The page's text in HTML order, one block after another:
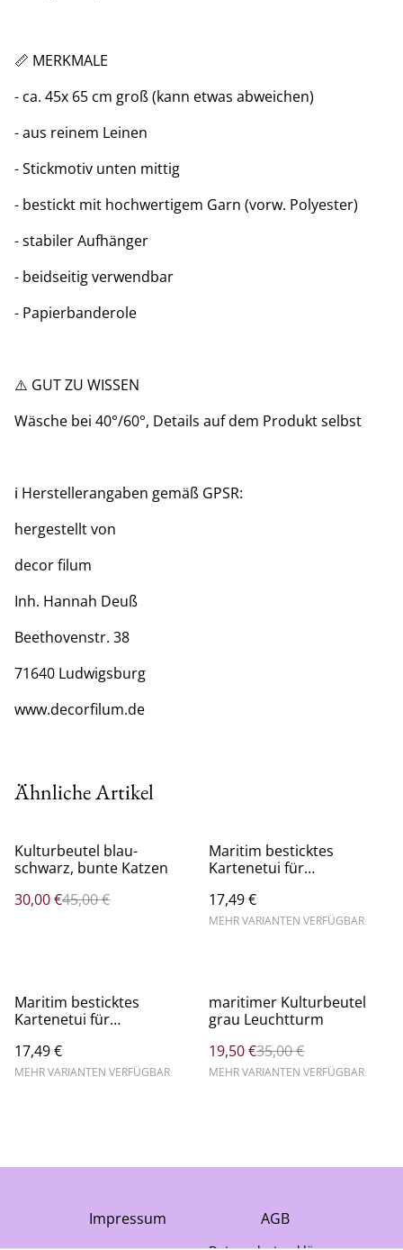
📏 MERKMALE
- ca. 45x 65 cm groß (kann etwas abweichen)
- aus reinem Leinen
- Stickmotiv unten mittig
- bestickt mit hochwertigem Garn (vorw. Polyester)
- stabiler Aufhänger
- beidseitig verwendbar
- Papierbanderole
⚠️ GUT ZU WISSEN
Wäsche bei 40°/60°, Details auf dem Produkt selbst
ℹ️ Herstellerangaben gemäß GPSR:
hergestellt von
decor filum
Inh. Hannah Deuß
Beethovenstr. 38
71640 Ludwigsburg
www.decorfilum.de
Ähnliche Artikel
%
Kulturbeutel blau-
schwarz, bunte Katzen
30,00 €45,00 €
Maritim besticktes
Kartenetui für
Führerscheinhülle –
Maritimes
17,49 €
MEHR VARIANTEN VERFÜGBAR
Maritim besticktes
Kartenetui für
Führerscheinhülle –
Maritimes
17,49 €
MEHR VARIANTEN VERFÜGBAR
%
maritimer Kulturbeutel
grau Leuchtturm
19,50 €35,00 €
MEHR VARIANTEN VERFÜGBAR
Impressum AGB